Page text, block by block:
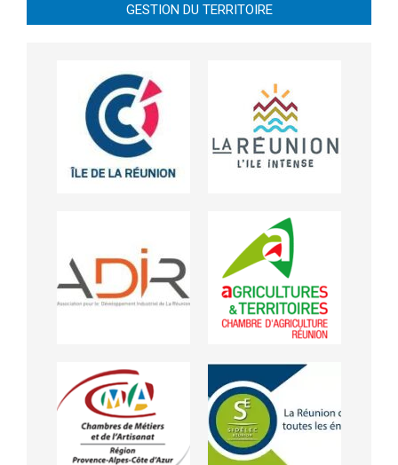
GESTION DU TERRITOIRE